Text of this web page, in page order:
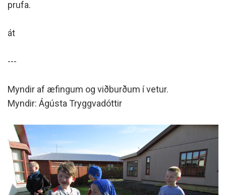
prufa.
át
---
Myndir af æfingum og viðburðum í vetur.
Myndir: Ágústa Tryggvadóttir